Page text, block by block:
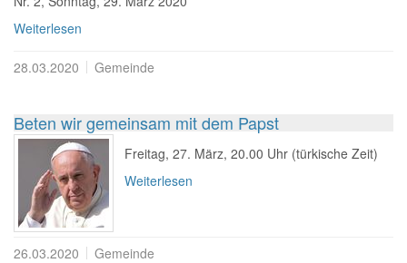
Weiterlesen
28.03.2020 Gemeinde
Beten wir gemeinsam mit dem Papst
Freitag, 27. März, 20.00 Uhr (türkische Zeit)
Weiterlesen
26.03.2020 Gemeinde